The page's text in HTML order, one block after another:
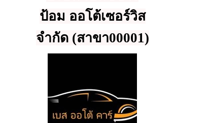
ป้อม ออโต้เซอร์วิส
จำกัด (สาขา00001)